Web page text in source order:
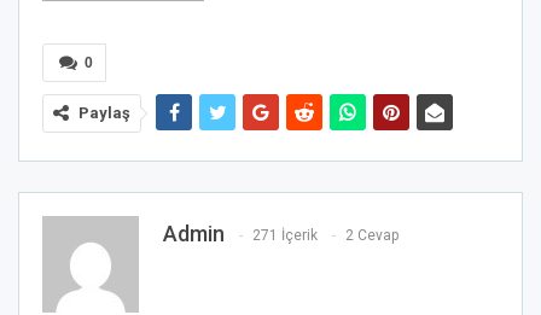
0
Paylaş
Admin 271 İçerik 2 Cevap